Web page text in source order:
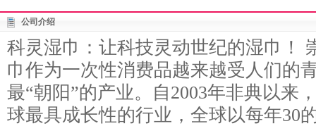
公司介绍
科灵湿巾：让科技灵动世纪的湿巾！
巾作为一次性消费品越来越受人们的
最“朝阳”的产业。自2003年非典以来
球最具成长性的行业，全球以每年30